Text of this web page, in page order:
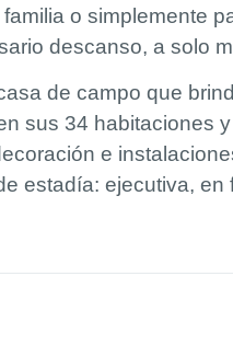
o simplemente
descanso, a solo
de campo que
sus 34 habitaciones
e
estadía: ejecutiva, en